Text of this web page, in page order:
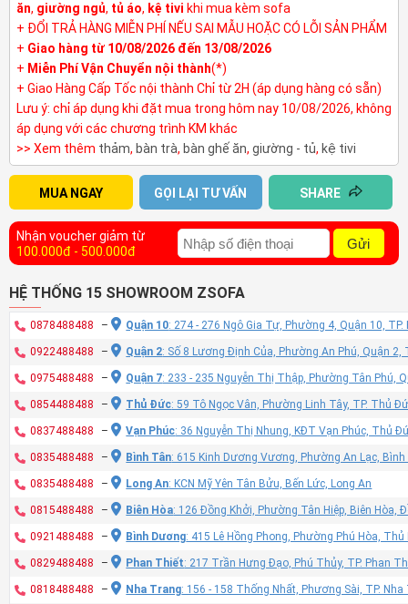
ăn, giường ngủ, tủ áo, kệ tivi khi mua kèm sofa
+ ĐỔI TRẢ HÀNG MIỄN PHÍ NẾU SAI MẪU HOẶC CÓ LỖI SẢN PHẨM
+ Giao hàng từ 10/08/2026 đến 13/08/2026
+ Miễn Phí Vận Chuyển nội thành(*)
+ Giao Hàng Cấp Tốc nội thành Chỉ từ 2H (áp dụng hàng có sẵn)
Lưu ý: chỉ áp dụng khi đặt mua trong hôm nay 10/08/2026, không
áp dụng với các chương trình KM khác
>> Xem thêm thảm, bàn trà, bàn ghế ăn, giường - tủ, kệ tivi
MUA NGAY GỌI LẠI TƯ VẤN SHARE
Nhận voucher giảm từ
100.000đ - 500.000đ
Gửi
HỆ THỐNG 15 SHOWROOM ZSOFA
0878488488 – Quận 10: 274 - 276 Ngô Gia Tự, Phường 4, Quận 10, TP.
0922488488 – Quận 2: Số 8 Lương Định Của, Phường An Phú, Quận 2,
0975488488 – Quận 7: 233 - 235 Nguyễn Thị Thập, Phường Tân Phú,
0854488488 – Thủ Đức: 59 Tô Ngọc Vân, Phường Linh Tây, TP. Thủ
0837488488 – Vạn Phúc: 36 Nguyễn Thị Nhung, KĐT Vạn Phúc, Thủ
0835488488 – Bình Tân: 615 Kinh Dương Vương, Phường An Lạc, Bình
0835488488 – Long An: KCN Mỹ Yên Tân Bửu, Bến Lức, Long An
0815488488 – Biên Hòa: 126 Đồng Khởi, Phường Tân Hiệp, Biên Hòa,
0921488488 – Bình Dương: 415 Lê Hồng Phong, Phường Phú Hòa,
0829488488 – Phan Thiết: 217 Trần Hưng Đạo, Phú Thủy, TP. Phan
0818488488 – Nha Trang: 156 - 158 Thống Nhất, Phương Sài, TP.